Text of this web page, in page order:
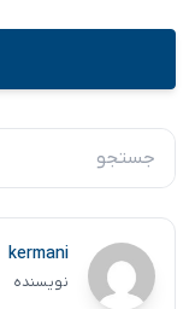
kermani
نویسنده